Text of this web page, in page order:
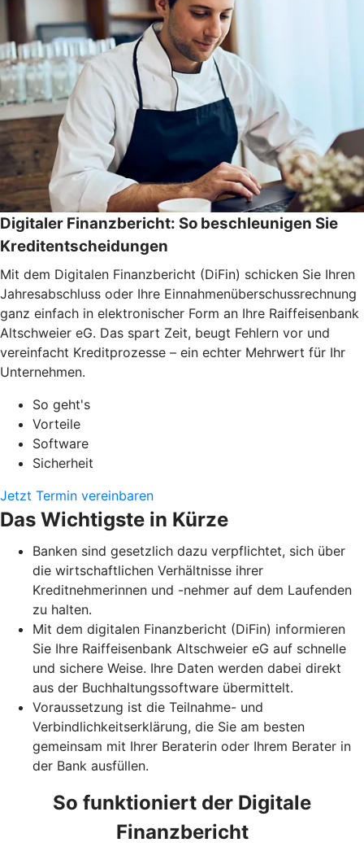
Digitaler Finanzbericht: So beschleunigen Sie
Kreditentscheidungen
Mit dem Digitalen Finanzbericht (DiFin) schicken Sie Ihren
Jahresabschluss oder Ihre Einnahmenüberschussrechnung
ganz einfach in elektronischer Form an Ihre Raiffeisenbank
Altschweier eG. Das spart Zeit, beugt Fehlern vor und
vereinfacht Kreditprozesse – ein echter Mehrwert für Ihr
Unternehmen.
So geht's
Vorteile
Software
Sicherheit
Jetzt Termin vereinbaren
Das Wichtigste in Kürze
Banken sind gesetzlich dazu verpflichtet, sich über
die wirtschaftlichen Verhältnisse ihrer
Kreditnehmerinnen und -nehmer auf dem Laufenden
zu halten.
Mit dem digitalen Finanzbericht (DiFin) informieren
Sie Ihre Raiffeisenbank Altschweier eG auf schnelle
und sichere Weise. Ihre Daten werden dabei direkt
aus der Buchhaltungssoftware übermittelt.
Voraussetzung ist die Teilnahme- und
Verbindlichkeitserklärung, die Sie am besten
gemeinsam mit Ihrer Beraterin oder Ihrem Berater in
der Bank ausfüllen.
So funktioniert der Digitale
Finanzbericht